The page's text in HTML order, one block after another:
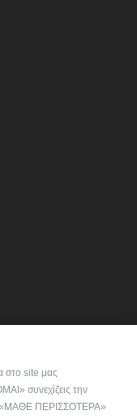
στο site μας
συνεχίζεις την
«ΜΑΘΕ ΠΕΡΙΣΣΟΤΕΡΑ»